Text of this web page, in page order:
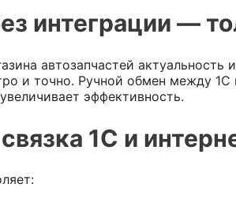
интеграции —
автозапчастей актуальность
и точно. Ручной обмен между
эффективность.
1С и